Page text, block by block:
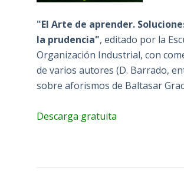
"El Arte de aprender.
la prudencia", editado por la
Organización Industrial, con
de varios autores (D. Barrado,
sobre aforismos de Baltasar
Descarga gratuita